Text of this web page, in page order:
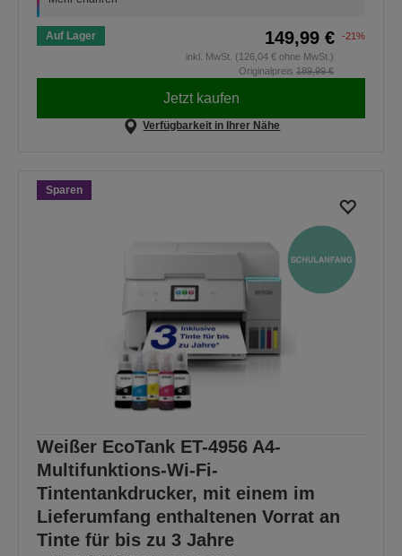
Auf Lager 149,99 €
-21%
inkl. MwSt. (126,04 € ohne MwSt.)
Originalpreis 189,99 €
Jetzt kaufen
Verfügbarkeit in Ihrer Nähe
Sparen
Weißer EcoTank ET-4956 A4-
Multifunktions-Wi-Fi-
Tintentankdrucker, mit einem im
Lieferumfang enthaltenen Vorrat an
Tinte für bis zu 3 Jahre